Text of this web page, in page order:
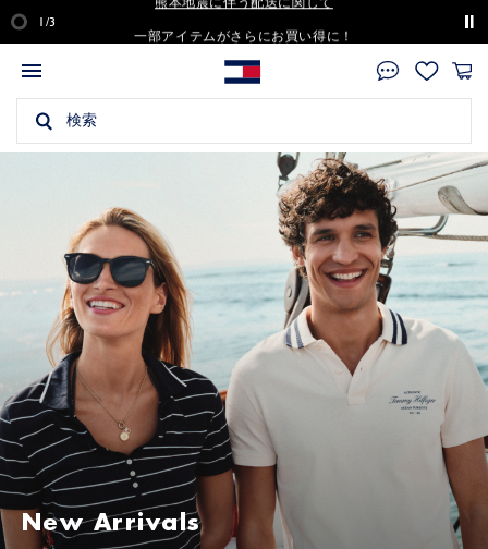
一部アイテムがさらにお買い得に！
対象アイテムをチェック
税込11,000円以上のご購入で送料無料
一部アイテムがさらにお買い得に！
対象アイテムをチェック
1/3
HOME
セールトップ
メンズ
ウィメンズ
キッズ
トミー ジーンズ
トミー ヒルフィガー ゴルフ
セール
ウィメンズ
キッズ
トミー ジーンズ
トミー ヒルフィガー ゴルフ
HOME
ウィメンズ
ウィメンズトップ
新着アイテム
スタッフスタイリング
ウェア
シューズ,バッグ&アクセサリー
特集
ウィメンズ
トップス
Tシャツ
ポロシャツ
シャツ＆ブラウス
パーカー＆スウェット
ニットウェア
ウィメンズ
シューズ,バッグ&アクセサリー
シューズ
バッグ
ウォレット＆カードケース
ベルト
キャップ＆ハット
スカーフ＆グローブ
ウィメンズ
U.S. SailGP Team
Cadillac Formula 1® Team
トミー スポーツ
Tommy ICONS
HOME
メンズトップ
新着アイテム
スタッフスタイリング
ウェア
シューズ,バッグ&アクセサリー
特集
メンズ
トップス
Tシャツ
ポロシャツ
シャツ
パーカー＆スウェット
ニットウェア
メンズ
シューズ,バッグ&アクセサリー
シューズ
バッグ
ウォレット＆カードケース
ベルト
ネクタイ&チーフ
キャップ＆ハット
メンズ
U.S. SailGP Team
Cadillac Formula 1® Team
トミー スポーツ
Tommy ICONS
HOME
キッズトップ
新着アイテム
ガールズ
ボーイズ
ベビー
特集
キッズ
新着アイテム
ガールズ
ボーイズ
キッズ
ガールズ
トップス
ボトムス
ジャケット＆アウター
ワンピース
ファッションアイテム
キッズ
ボーイズ
トップス
ボトムス
ジャケット＆アウター
ファッションアイテム
キッズ
キッズ
ランドセル
ベビーギフト
HOME
Tommy Jeans
トミー ジーンズトップ
新着アイテム
スタッフスタイリング
Tommy Jeans ウィメンズ
Tommy Jeans メンズ
特集
Tommy Jeans
新着アイテム
ウィメンズ
メンズ
Tommy Jeans
Tommy Jeans ウィメンズ
トップス
ワンピース
ジャケット＆アウター
パンツ＆ジーンズ
スカート
シューズ
Tommy Jeans
Tommy Jeans メンズ
トップス
ジャケット＆アウター
パンツ＆ジーンズ
シューズ
バッグ
キャップ＆ハット
HOME
Tommy Hilfiger Golf
トミー ヒルフィガーゴルフトップ
新着アイテム
Tommy Hilfiger Golf ウィメンズ
Tommy Hilfiger Golf メンズ
特集
ログイン/会員登録
Tommy Hilfiger Golf
新着アイテム
ウィメンズ
メンズ
Tommy Hilfiger Golf
Tommy Hilfiger Golf ウィメンズ
トップス
ポロシャツ
ボトムス
アウター
ワンピース
バッグ＆キャディーケース
Tommy Hilfiger Golf
Tommy Hilfiger Golf メンズ
トップス
ポロシャツ
ボトムス
アウター
バッグ＆キャディーケース
ゴルフアクセサリー
Tommy Hilfiger Golf
ゴルフアクセサリー ウィメンズ
ゴルフアクセサリー メンズ
HOME
Tommy Adaptive
トミー アダプティブトップ
Tommy Adaptive ウィメンズ
Tommy Adaptive メンズ
Tommy Adaptive キッズ
特集
ログイン/会員登録
Tommy Adaptive
Tommy Adaptive ウィメンズ
Tommy Adaptive
Tommy Adaptive メンズ
Tommy Adaptive
Tommy Adaptive キッズ
HOME
ギフトトップ
ウィメンズ
メンズ
キッズ
ログイン/会員登録
お気に入り一覧
ギフト
ウィメンズ
全てのギフト
バッグ
財布&カードケース&時計
アパレル
カジュアルギフト(～¥10,000)
ベストセレクション(¥10,001～¥20,000)
ギフト
全てのギフト
バッグ
財布&カードケース&時計
アパレル
カジュアルギフト(～¥10,000)
ベストセレクション(¥10,001～¥20,000)
ギフト
全てのギフト
ガールズ
ボーイズ
ベビー
カジュアルギフト(～¥10,000)
ベストセレクション(¥10,001～¥20,000)
BACK
ニュースレター登録
Tommy Hilfigerニュースレターを購読する／Tommy Hilfiger にア
カウントを作成することで、私は、自らが日本に居住していること
を認め、プライバシーポリシーに定める処理（製品アップデートの
最新版およびTommy Hilfiger の広告情報の送信を含み、Eメー
ル、電話および／または郵送など、通信形式を問いません）の目的
で、Tommy Hilfiger が私の個人情報（私の氏名、住所、Eメール
アドレス、電話番号を含みますが、これらに限定されません）を収
集、使用、処理および開示することを了解し、これに同意し、また
Tommy Hilfiger プライバシーポリシー
を確認し、これに同意しま
す。
New Arrivals